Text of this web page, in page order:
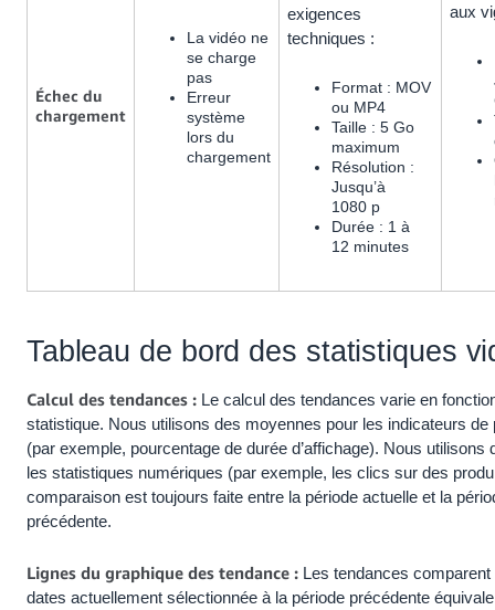
Échec du
chargement
La vidéo ne
se charge
pas
Erreur
système
lors du
chargement
exigences
techniques :
Format : MOV
ou MP4
Taille : 5 Go
maximum
Résolution :
Jusqu’à
1080 p
Durée : 1 à
12 minutes
aux
Tableau de bord des statistiques
Calcul des tendances :Le calcul des tendances varie en
statistique. Nous utilisons des moyennes pour les indicateurs de
(par exemple, pourcentage de durée d’affichage). Nous utilisons
les statistiques numériques (par exemple, les clics sur des
comparaison est toujours faite entre la période actuelle et la
précédente.
Lignes du graphique des tendance :Les tendances comparent
dates actuellement sélectionnée à la période précédente